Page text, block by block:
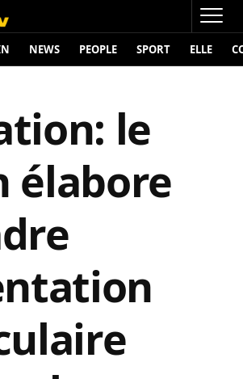
NEWS PEOPLE SPORT ELLE
le
élabore